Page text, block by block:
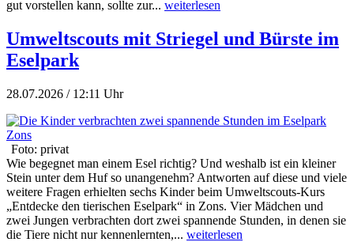
gut vorstellen kann, sollte zur... weiterlesen
Umweltscouts mit Striegel und Bürste im
Eselpark
28.07.2026 / 12:11 Uhr
Foto: privat
Wie begegnet man einem Esel richtig? Und weshalb ist ein kleiner
Stein unter dem Huf so unangenehm? Antworten auf diese und viele
weitere Fragen erhielten sechs Kinder beim Umweltscouts-Kurs
„Entdecke den tierischen Eselpark“ in Zons. Vier Mädchen und
zwei Jungen verbrachten dort zwei spannende Stunden, in denen sie
die Tiere nicht nur kennenlernten,... weiterlesen